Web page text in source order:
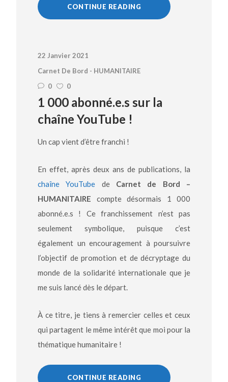
CONTINUE READING
22 Janvier 2021
Carnet De Bord - HUMANITAIRE
0
0
1 000 abonné.e.s sur la
chaîne YouTube !
Un cap vient d’être franchi !
En effet, après deux ans de publications, la
chaîne YouTube de Carnet de Bord –
HUMANITAIRE compte désormais 1 000
abonné.e.s ! Ce franchissement n’est pas
seulement symbolique, puisque c’est
également un encouragement à poursuivre
l’objectif de promotion et de décryptage du
monde de la solidarité internationale que je
me suis lancé dès le départ.
À ce titre, je tiens à remercier celles et ceux
qui partagent le même intérêt que moi pour la
thématique humanitaire !
CONTINUE READING